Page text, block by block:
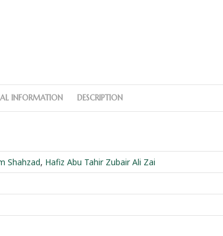
INFORMATION DESCRIPTION
Shahzad, Hafiz Abu Tahir Zubair Ali Zai